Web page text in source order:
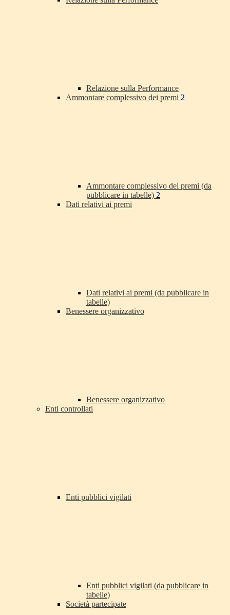
Relazione sulla Performance
Ammontare complessivo dei premi 2
Ammontare complessivo dei premi (da
pubblicare in tabelle) 2
Dati relativi ai premi
Dati relativi ai premi (da pubblicare in
tabelle)
Benessere organizzativo
Benessere organizzativo
Enti controllati
Enti pubblici vigilati
Enti pubblici vigilati (da pubblicare in
tabelle)
Società partecipate